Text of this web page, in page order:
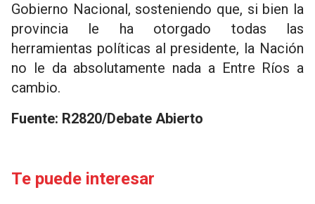
Gobierno Nacional, sosteniendo que, si bien la
provincia le ha otorgado todas las
herramientas políticas al presidente, la Nación
no le da absolutamente nada a Entre Ríos a
cambio.
Fuente: R2820/Debate Abierto
Te puede interesar